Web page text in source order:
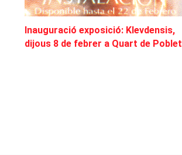
Inauguració exposició: Klevdensis,
dijous 8 de febrer a Quart de Poblet